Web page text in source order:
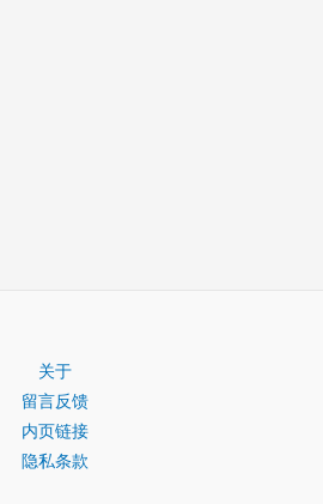
关于
留言反馈
内页链接
隐私条款